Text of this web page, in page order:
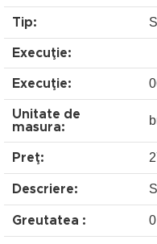
Tip:
Execuţie:
Execuţie:
Unitate de
masura:
Preţ:
Descriere:
Greutatea :